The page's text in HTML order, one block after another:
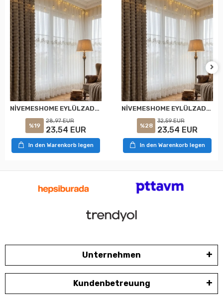
NİVEMESHOME EYLÜLZADE GOLD DETAY 1/2,5 PİLELİ TÜL PERDE APM
%19
28,97 EUR
23,54 EUR
In den Warenkorb legen
NİVEMESHOME EYLÜLZADE GOLD DETAY 1/3 PİLELİ TÜL PERDE APM
%28
32,59 EUR
23,54 EUR
In den Warenkorb legen
Unternehmen
Kundenbetreuung